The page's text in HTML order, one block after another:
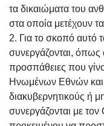
τα δικαιώματα του
στα οποία μετέχουν
2. Για το σκοπό αυτό
συνεργάζονται, όπως
προσπάθειες που
Ηνωμένων Εθνών και
διακυβερνητικούς ή
συνεργάζονται με